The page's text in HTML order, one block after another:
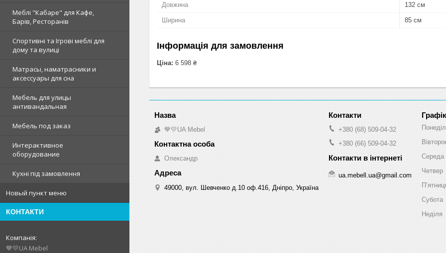
Меблі "Кабаре" для Кафе,
Барів, Ресторанів
Спортивні та Ігрові меблі для
дому та вулиці
Матрасы, наматрасники и
аксессуары для сна
Мебель для улицы
антивандальная
Мебель под заказ
Интерактивное
оборудование
Кухні під замовлення
Новый пункт меню
КОНТАКТИ
💙💛UA Mebel
Довжина 132 см
Ширина 85 см
Інформація для замовлення
Ціна: 6 598 ₴
💙💛UA Mebel
Олександр
49000, вул. Шевченко д.10 оф.416, Дніпро, Україна
+380 (68) 509-04-32
+380 (66) 509-04-32
ua.mebell.ua@gmail.com
Середа
Четвер
Субота
Неділя